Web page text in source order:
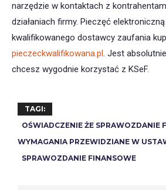
narzędzie w kontaktach z
działaniach firmy. Pieczęć
kwalifikowanego dostawcy zaufania
pieczeckwalifikowana.pl . Jest
chcesz wygodnie korzystać z KSeF.
TAGI:
OŚWIADCZENIE ŻE SPRAWOZDANIE
WYMAGANIA PRZEWIDZIANE W
SPRAWOZDANIE FINANSOWE